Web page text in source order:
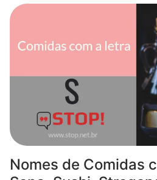
Nomes de Comidas